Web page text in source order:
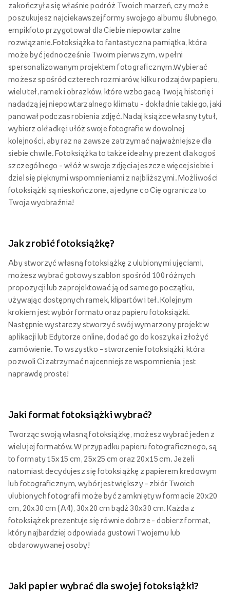
zakończyła się właśnie podróż Twoich marzeń, czy może
poszukujesz najciekawszej formy swojego albumu ślubnego,
empikfoto przygotował dla Ciebie niepowtarzalne
rozwiązanie.Fotoksiążka to fantastyczna pamiątka, która
może być jednocześnie Twoim pierwszym, w pełni
spersonalizowanym projektem fotograficznym.Wybierać
możesz spośród czterech rozmiarów, kilku rodzajów papieru,
wielu teł, ramek i obrazków, które wzbogacą Twoją historię i
nadadzą jej niepowtarzalnego klimatu – dokładnie takiego, jaki
panował podczas robienia zdjęć. Nadaj książce własny tytuł,
wybierz okładkę i ułóż swoje fotografie w dowolnej
kolejności, aby raz na zawsze zatrzymać najważniejsze dla
siebie chwile. Fotoksiążka to także idealny prezent dla kogoś
szczególnego – włóż w swoje zdjęcia jeszcze więcej siebie i
dziel się pięknymi wspomnieniami z najbliższymi. Możliwości
fotoksiążki są nieskończone, a jedyne co Cię ogranicza to
Twoja wyobraźnia!
Jak zrobić fotoksiążkę?
Aby stworzyć własną fotoksiążkę z ulubionymi ujęciami,
możesz wybrać gotowy szablon spośród 100 różnych
propozycji lub zaprojektować ją od samego początku,
używając dostępnych ramek, klipartów i teł. Kolejnym
krokiem jest wybór formatu oraz papieru fotoksiążki.
Następnie wystarczy stworzyć swój wymarzony projekt w
aplikacji lub Edytorze online, dodać go do koszyka i złożyć
zamówienie. To wszystko – stworzenie fotoksiążki, która
pozwoli Ci zatrzymać najcenniejsze wspomnienia, jest
naprawdę proste!
Jaki format fotoksiążki wybrać?
Tworząc swoją własną fotoksiążkę, możesz wybrać jeden z
wielu jej formatów. W przypadku papieru fotograficznego, są
to formaty 15x15 cm, 25x25 cm oraz 20x15 cm. Jeżeli
natomiast decydujesz się fotoksiążkę z papierem kredowym
lub fotograficznym, wybór jest większy – zbiór Twoich
ulubionych fotografii może być zamknięty w formacie 20x20
cm, 20x30 cm (A4), 30x20 cm bądź 30x30 cm. Każda z
fotoksiążek prezentuje się równie dobrze – dobierz format,
który najbardziej odpowiada gustowi Twojemu lub
obdarowywanej osoby!
Jaki papier wybrać dla swojej fotoksiążki?